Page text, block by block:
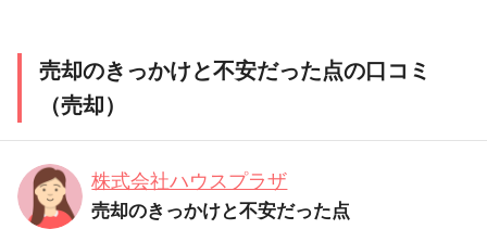
売却のきっかけと不安だった点の口コミ
（売却）
株式会社ハウスプラザ
売却のきっかけと不安だった点